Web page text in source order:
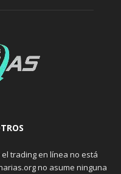
trading en línea no está
no asume ninguna